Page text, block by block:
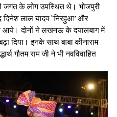
जगत के लोग उपस्थित थे। भोजपुरी
लाल यादव ‘निरहुआ’ और
आये। दोनों ने लखनऊ के दयालबाग में
दिया। इनके साथ बाबा कीनाराम
गौतम राम जी ने भी नवविवाहित